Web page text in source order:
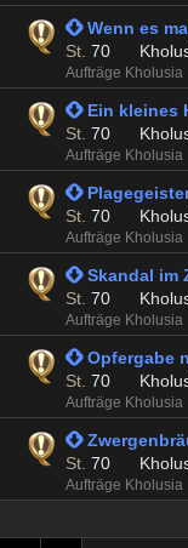
 Wenn es
St. 70
Aufträge Kholusia
 Ein kleines
St. 70
Aufträge Kholusia

St. 70
Aufträge Kholusia
 Skandal im
St. 70
Aufträge Kholusia
 Opfergabe
St. 70
Aufträge Kholusia

St. 70
Aufträge Kholusia